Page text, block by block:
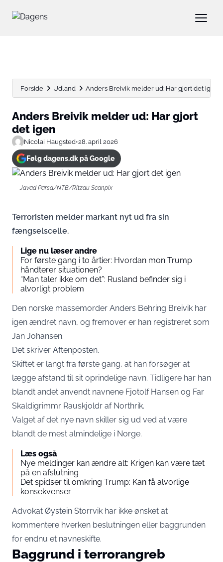
Forside Udland Anders Breivik melder ud: Har gjort det igen
Anders Breivik melder ud: Har gjort
det igen
Nicolai Haugsted•28. april 2026
Følg dagens.dk på Google
Javad Parsa/NTB/Ritzau Scanpix
Terroristen melder markant nyt ud fra sin
fængselscelle.
Lige nu læser andre
For første gang i to årtier: Hvordan mon Trump
håndterer situationen?
“Man taler ikke om det”: Rusland befinder sig i
alvorligt problem
Den norske massemorder Anders Behring Breivik har
igen ændret navn, og fremover er han registreret som
Jan Johansen.
Det skriver Aftenposten.
Skiftet er langt fra første gang, at han forsøger at
lægge afstand til sit oprindelige navn. Tidligere har han
blandt andet anvendt navnene Fjotolf Hansen og Far
Skaldigrimmr Rauskjoldr af Northrik.
Valget af det nye navn skiller sig ud ved at være
blandt de mest almindelige i Norge.
Læs også
Nye meldinger kan ændre alt: Krigen kan være tæt
på en afslutning
Det spidser til omkring Trump: Kan få alvorlige
konsekvenser
Advokat Øystein Storrvik har ikke ønsket at
kommentere hverken beslutningen eller baggrunden
for endnu et navneskifte.
Baggrund i terrorangreb